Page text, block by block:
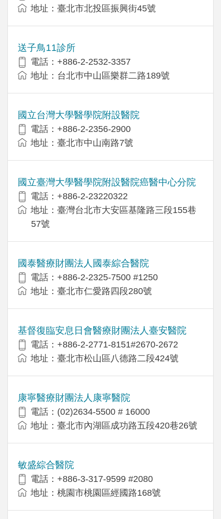
地址：臺北市北投區振興街45號
送子鳥11診所
電話：+886-2-2532-3357
地址：台北巿中山區樂群二路189號
國立台灣大學醫學院附設醫院
電話：+886-2-2356-2900
地址：臺北市中山南路7號
國立臺灣大學醫學院附設醫院癌醫中心分院
電話：+886-2-23220322
地址：臺灣台北市大安區基隆路三段155巷
57號
國泰醫療財團法人國泰綜合醫院
電話：+886-2-2325-7500 #1250
地址：臺北市仁愛路四段280號
基督復臨安息日會醫療財團法人臺安醫院
電話：+886-2-2771-8151#2670-2672
地址：臺北市松山區八德路二段424號
康寧醫療財團法人康寧醫院
電話：(02)2634-5500 # 16000
地址：臺北市內湖區成功路五段420巷26號
敏盛綜合醫院
電話：+886-3-317-9599 #2080
地址：桃園市桃園區經國路168號